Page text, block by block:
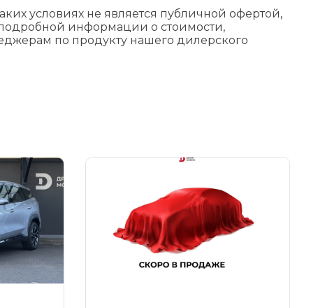
условиях не является публичной офертой,
информации о стоимости,
по продукту нашего дилерского